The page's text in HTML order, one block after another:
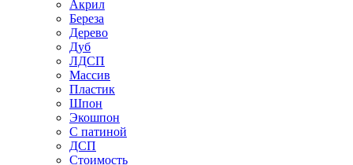
Акрил
Береза
Дерево
Дуб
ЛДСП
Массив
Пластик
Шпон
Экошпон
С патиной
ДСП
Стоимость